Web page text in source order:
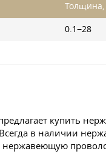
0.1−28
купить
в наличии
нержавеющую